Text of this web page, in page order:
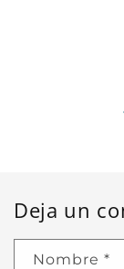
Deja un
Nombre *